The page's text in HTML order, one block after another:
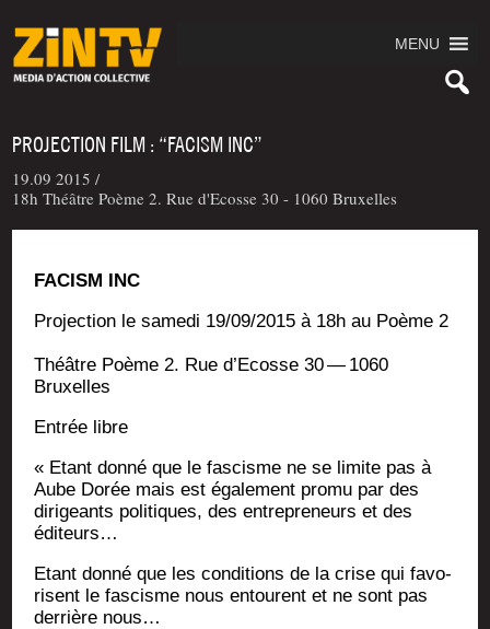
MENU
PROJECTION FILM : “FACISM INC”
19.09 2015 /
18h Théâtre Poème 2. Rue d'Ecosse 30 - 1060 Bruxelles
FACISM INC
Pro­jec­tion le same­di 19/09/2015 à 18h au Poème 2
Théâtre Poème 2. Rue d’E­cosse 30 — 1060
Bruxelles
Entrée libre
« Etant don­né que le fas­cisme ne se limite pas à
Aube Dorée mais est éga­le­ment pro­mu par des
diri­geants poli­tiques, des entre­pre­neurs et des
éditeurs…
Etant don­né que les condi­tions de la crise qui favo­
risent le fas­cisme nous entourent et ne sont pas
der­rière nous…